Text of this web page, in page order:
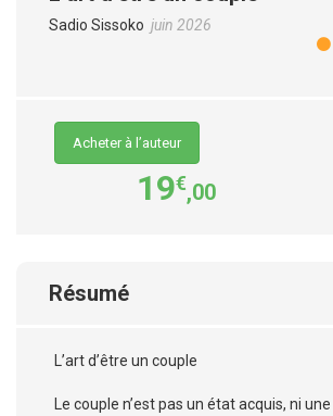
Sadio Sissoko juin 2026
Acheter à l’auteur
19€,00
Résumé
L’art d’être un couple
Le couple n’est pas un état acquis, ni